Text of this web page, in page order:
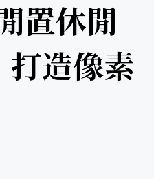
置休閒
造像素